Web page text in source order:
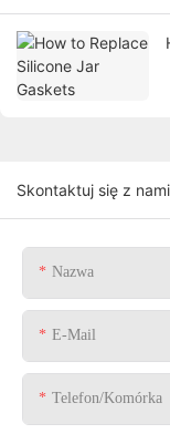
Skontaktuj się z nami
Nazwa
E-Mail
Telefon/komórka